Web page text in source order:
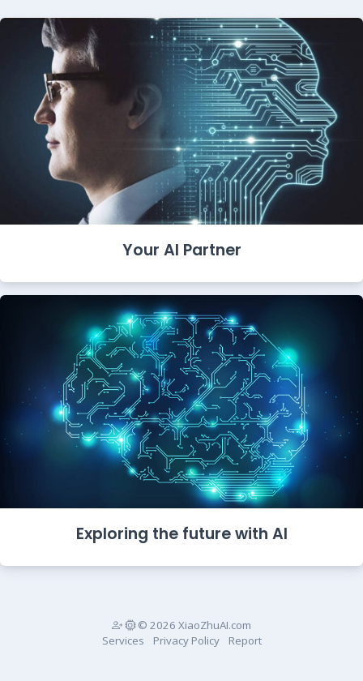
Your AI Partner
Exploring the future with AI
© 2026 XiaoZhuAI.com
Services
Privacy Policy Report